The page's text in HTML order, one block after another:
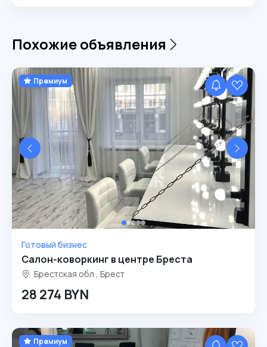
Похожие объявления
Премиум
Готовый бизнес
Салон-коворкинг в центре Бреста
Брестская обл., Брест
28 274 BYN
Премиум